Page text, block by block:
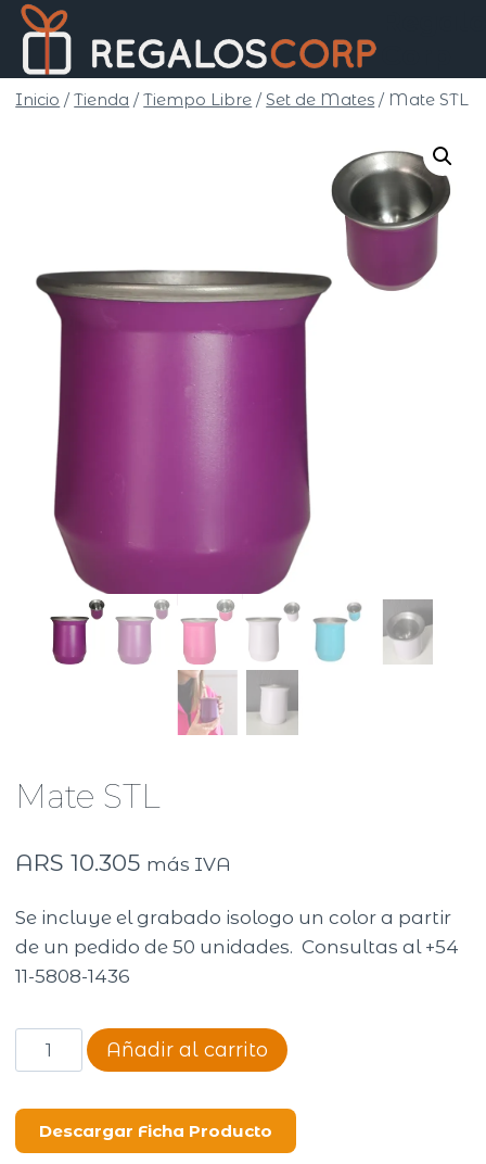
Saltar
contenido
Inicio / Tienda / Tiempo Libre / Set de Mates / Mate STL
Mate STL
ARS 10.305 más IVA
Se incluye el grabado isologo un color a partir
de un pedido de 50 unidades. Consultas al +54
11-5808-1436
Mate
STL
Añadir al carrito
Descargar Ficha Producto